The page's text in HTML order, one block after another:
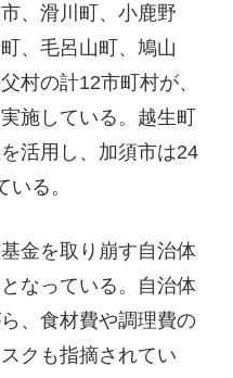
、滑川町、小鹿野
、毛呂山町、鳩山
村の計12市町村が、
施している。越生町
活用し、加須市は24
る。
金を取り崩す自治体
なっている。自治体
、食材費や調理費の
クも指摘されてい